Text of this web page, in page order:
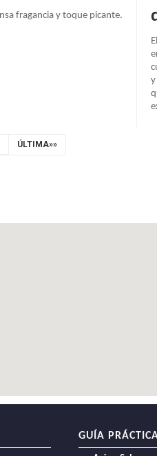
fragancia y toque picante.
y
ÚLTIMA
ÚLTIMA»»
GUÍA